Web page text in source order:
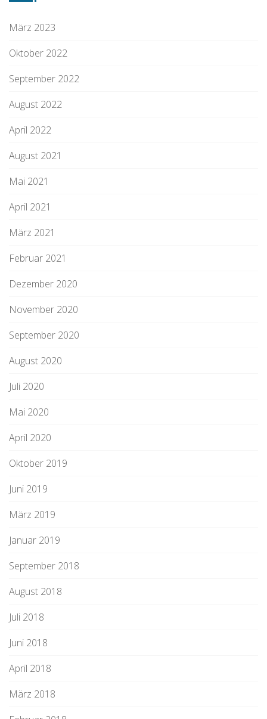
März 2023
Oktober 2022
September 2022
August 2022
April 2022
August 2021
Mai 2021
April 2021
März 2021
Februar 2021
Dezember 2020
November 2020
September 2020
August 2020
Juli 2020
Mai 2020
April 2020
Oktober 2019
Juni 2019
März 2019
Januar 2019
September 2018
August 2018
Juli 2018
Juni 2018
April 2018
März 2018